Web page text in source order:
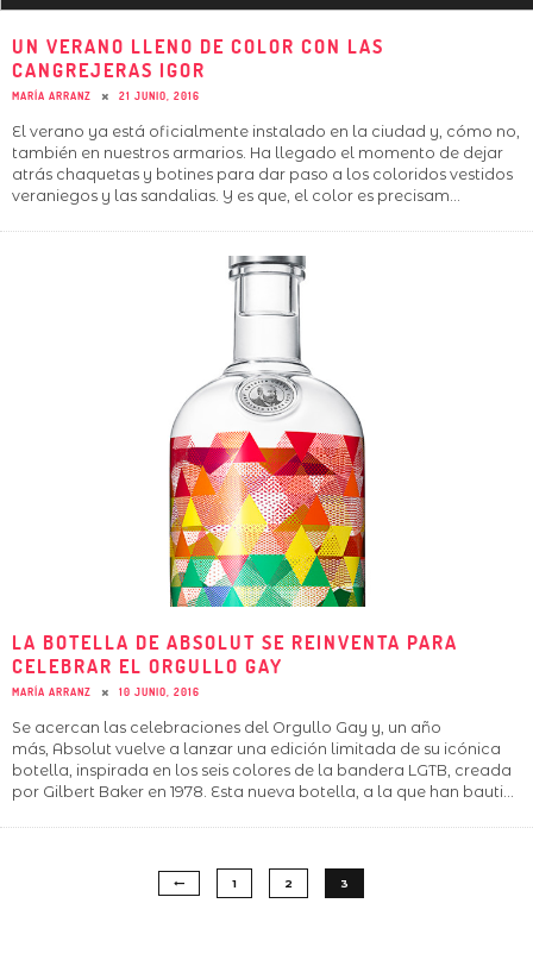
UN VERANO LLENO DE COLOR CON LAS
CANGREJERAS IGOR
MARÍA ARRANZ 21 JUNIO, 2016
El verano ya está oficialmente instalado en la ciudad y, cómo no,
también en nuestros armarios. Ha llegado el momento de dejar
atrás chaquetas y botines para dar paso a los coloridos vestidos
veraniegos y las sandalias. Y es que, el color es precisam...
LA BOTELLA DE ABSOLUT SE REINVENTA PARA
CELEBRAR EL ORGULLO GAY
MARÍA ARRANZ 10 JUNIO, 2016
Se acercan las celebraciones del Orgullo Gay y, un año
más, Absolut vuelve a lanzar una edición limitada de su icónica
botella, inspirada en los seis colores de la bandera LGTB, creada
por Gilbert Baker en 1978. Esta nueva botella, a la que han bauti...
1 2 3